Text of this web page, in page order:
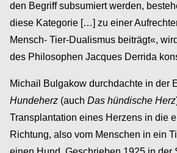
den Begriff subsumiert werden,
diese Kategorie […] zu einer
Mensch- Tier-Dualismus beiträgt«,
des Philosophen Jacques Derrida
Michail Bulgakow durchdachte in der
Hundeherz (auch Das hündische Herz
Transplantation eines Herzens in die
Richtung, also vom Menschen in ein